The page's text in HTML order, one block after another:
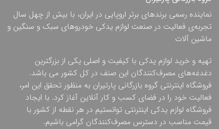
نماینده رسمی برندهای برتر اروپایی در ایران، با بیش از چهل سال
تجربه‌ی فعالیت در صنعت لوازم یدکی خودروهای سبک و سنگین و
ماشین آلات
تهیه و خرید لوازم یدکی با کیفیت و اصلی یکی از بزرگترین
دغدغه‌های مصرف‌کنندگان این صنف در کل کشور می باشد.
فروشگاه اینترنتی گروه بازرگانی پارتیران به منظور تحقق این امر،
فعالیت خود را در فضای کسب و کار آنلاین آغاز کرد. با ایجاد
فروشگاه لوازم یدکی اینترنتی توانستیم در هر نقطه از کشور با
قیمت مناسب در دسترس مصرف‌کنندگان گرامی باشیم.